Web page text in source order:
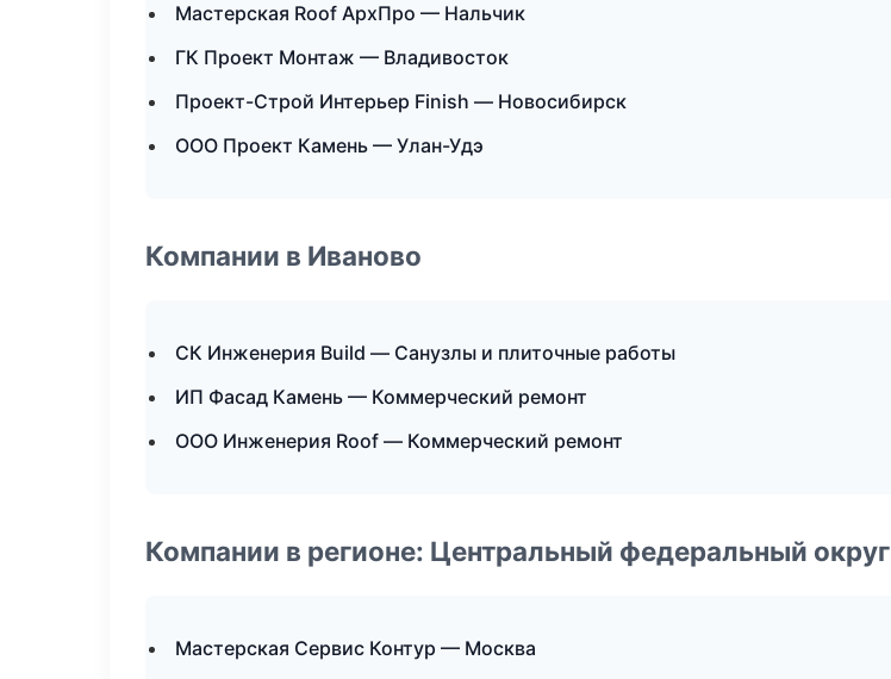
Мастерская Roof АрхПро — Нальчик
ГК Проект Монтаж — Владивосток
Проект-Строй Интерьер Finish — Новосибирск
ООО Проект Камень — Улан-Удэ
Компании в Иваново
СК Инженерия Build — Санузлы и плиточные работы
ИП Фасад Камень — Коммерческий ремонт
ООО Инженерия Roof — Коммерческий ремонт
Компании в регионе: Центральный федеральный округ
Мастерская Сервис Контур — Москва